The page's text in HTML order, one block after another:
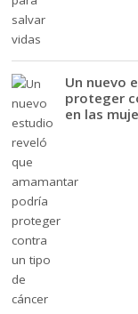
Un nuevo
proteger
en las